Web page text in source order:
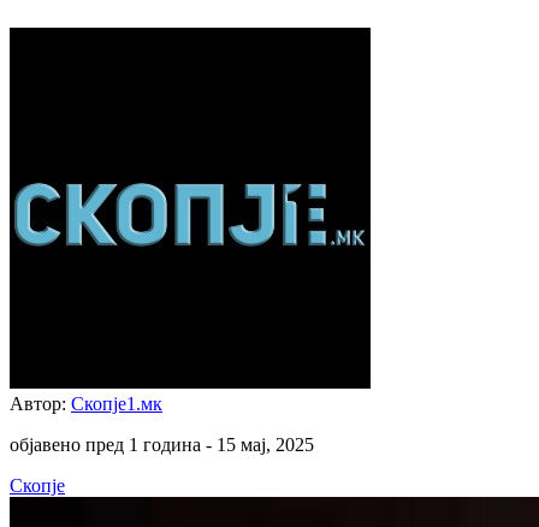
Автор: Скопје1.мк
објавено пред 1 година - 15 мај, 2025
Скопје